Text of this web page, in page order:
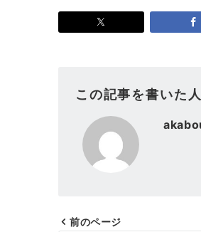
この記事を書いた人
前のページ